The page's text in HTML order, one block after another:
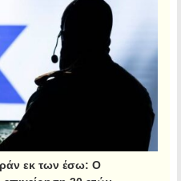
εκ των έσω: Ο